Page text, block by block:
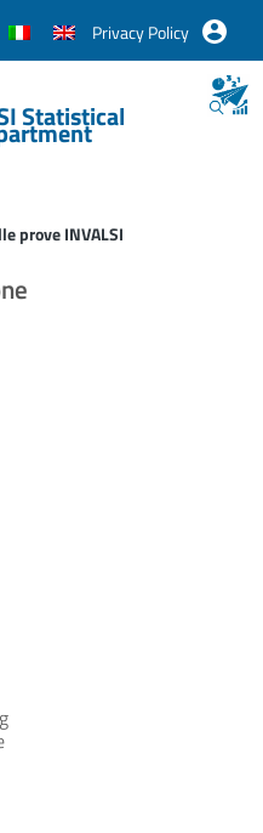
Privacy Policy
Statistical
prove INVALSI